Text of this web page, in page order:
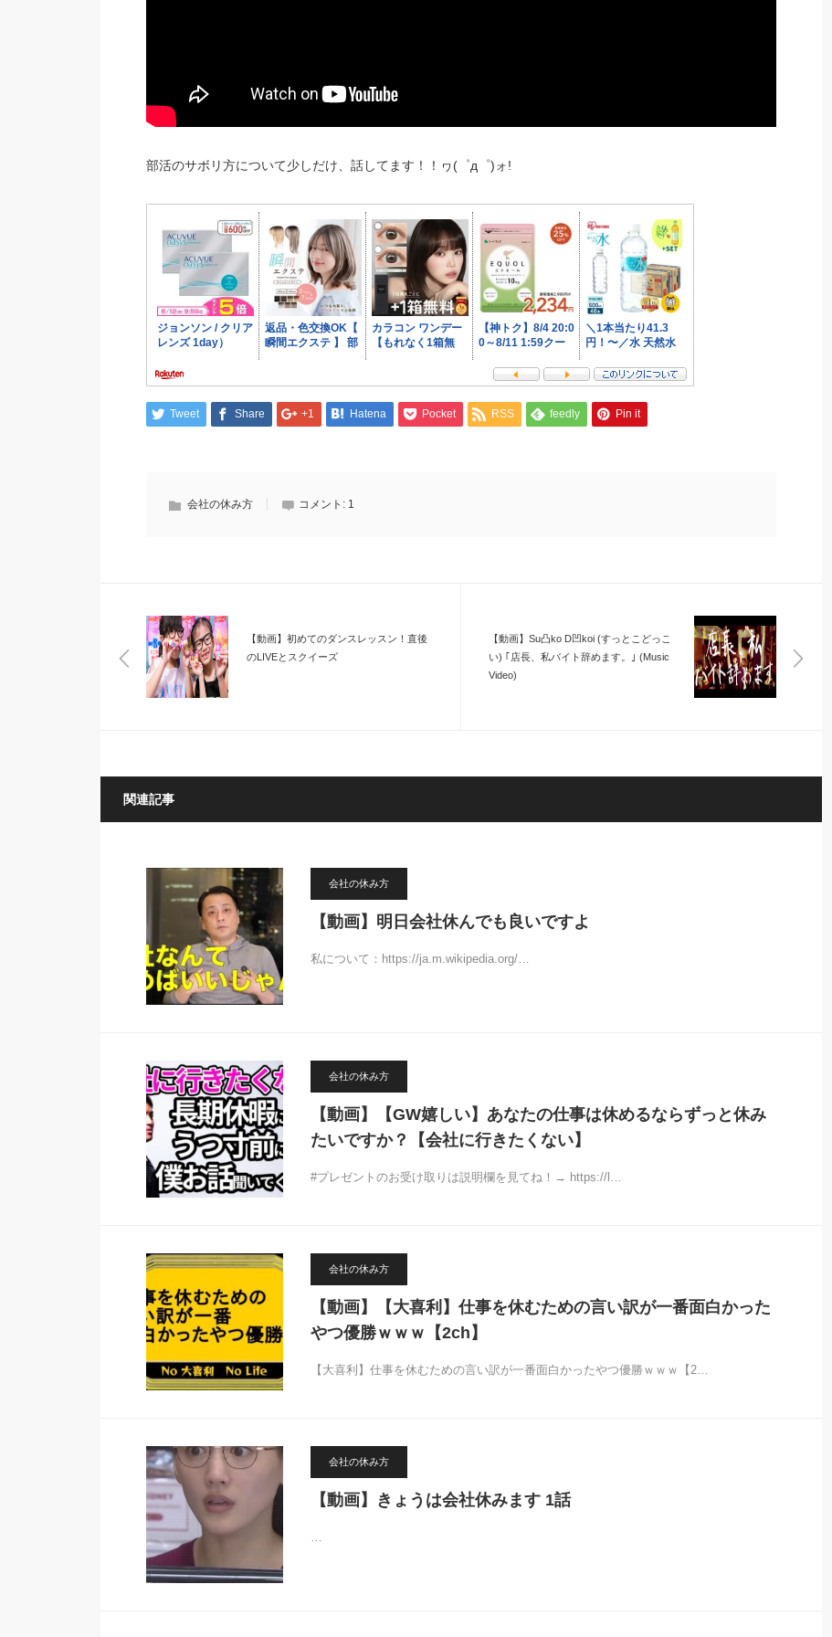
部活のサボリ方について少しだけ、話してます！！ヮ(゜д゜)ォ!
Tweet Share +1 Hatena Pocket RSS feedly Pin it
会社の休み方 コメント: 1
【動画】初めてのダンスレッスン！直後
のLIVEとスクイーズ
【動画】Su凸ko D凹koi (すっとこどっこ
い) ｢店長、私バイト辞めます。｣ (Music
Video)
関連記事
会社の休み方
【動画】明日会社休んでも良いですよ
私について：https://ja.m.wikipedia.org/…
会社の休み方
【動画】【GW嬉しい】あなたの仕事は休めるならずっと休み
たいですか？【会社に行きたくない】
#プレゼントのお受け取りは説明欄を見てね！→ https://l…
会社の休み方
【動画】【大喜利】仕事を休むための言い訳が一番面白かった
やつ優勝ｗｗｗ【2ch】
【大喜利】仕事を休むための言い訳が一番面白かったやつ優勝ｗｗｗ【2…
会社の休み方
【動画】きょうは会社休みます 1話
…